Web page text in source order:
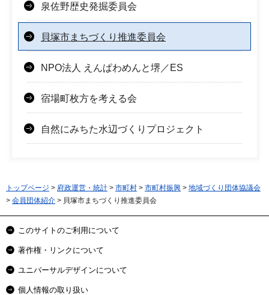
泉佐野歴史発掘委員会
貝塚市まちづくり推進委員会
NPO法人 えんぱわめんと堺／ES
宿場町枚方を考える会
自然にみちた水辺づくりプロジェクト
トップページ > 府政運営・統計 > 市町村 > 市町村振興 > 地域づくり団体協議会
> 会員団体紹介 > 貝塚市まちづくり推進委員会
このサイトのご利用について
著作権・リンクについて
ユニバーサルデザインについて
個人情報の取り扱い